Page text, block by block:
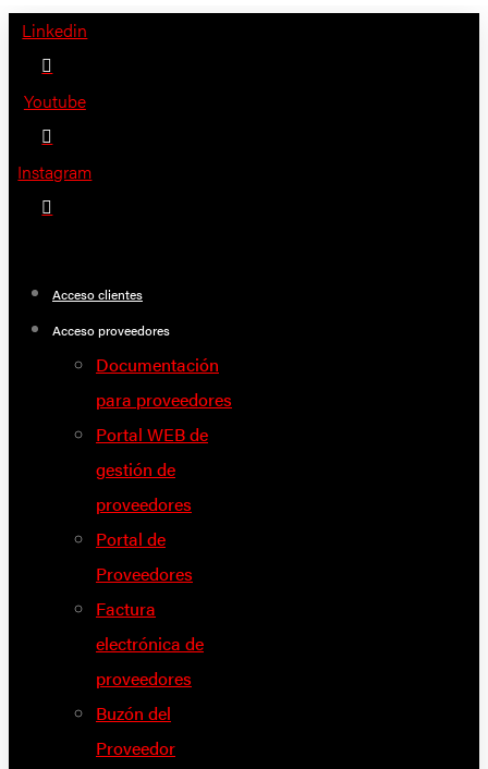
Saltar
contenido
Linkedin
Youtube
Instagram
Acceso clientes
Acceso proveedores
Documentación
para proveedores
Portal WEB de
gestión de
proveedores
Portal de
Proveedores
Factura
electrónica de
proveedores
Buzón del
Proveedor